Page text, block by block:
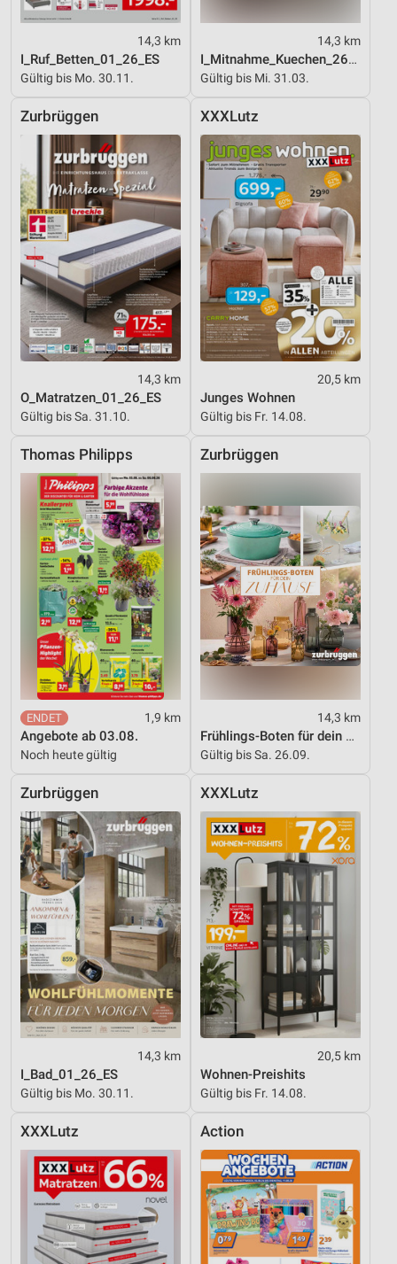
14,3 km
I_Ruf_Betten_01_26_ES
Gültig bis Mo. 30.11.
14,3 km
I_Mitnahme_Kuechen_26_ES
Gültig bis Mi. 31.03.
Zurbrüggen
14,3 km
O_Matratzen_01_26_ES
Gültig bis Sa. 31.10.
XXXLutz
20,5 km
Junges Wohnen
Gültig bis Fr. 14.08.
Thomas Philipps
1,9 km
Angebote ab 03.08.
Noch heute gültig
Zurbrüggen
14,3 km
Frühlings-Boten für dein Zuhause
Gültig bis Sa. 26.09.
Zurbrüggen
14,3 km
I_Bad_01_26_ES
Gültig bis Mo. 30.11.
XXXLutz
20,5 km
Wohnen-Preishits
Gültig bis Fr. 14.08.
XXXLutz Action